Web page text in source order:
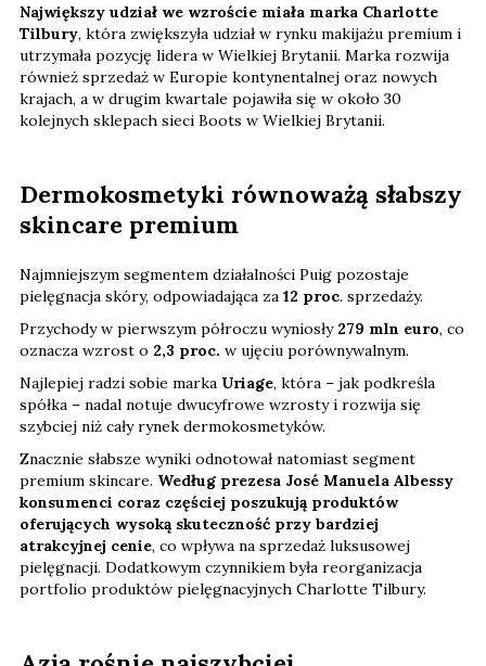
Największy udział we wzroście miała marka Charlotte
Tilbury, która zwiększyła udział w rynku makijażu premium i
utrzymała pozycję lidera w Wielkiej Brytanii. Marka rozwija
również sprzedaż w Europie kontynentalnej oraz nowych
krajach, a w drugim kwartale pojawiła się w około 30
kolejnych sklepach sieci Boots w Wielkiej Brytanii.
Dermokosmetyki równoważą słabszy
skincare premium
Najmniejszym segmentem działalności Puig pozostaje
pielęgnacja skóry, odpowiadająca za 12 proc. sprzedaży.
Przychody w pierwszym półroczu wyniosły 279 mln euro, co
oznacza wzrost o 2,3 proc. w ujęciu porównywalnym.
Najlepiej radzi sobie marka Uriage, która – jak podkreśla
spółka – nadal notuje dwucyfrowe wzrosty i rozwija się
szybciej niż cały rynek dermokosmetyków.
Znacznie słabsze wyniki odnotował natomiast segment
premium skincare. Według prezesa José Manuela Albessy
konsumenci coraz częściej poszukują produktów
oferujących wysoką skuteczność przy bardziej
atrakcyjnej cenie, co wpływa na sprzedaż luksusowej
pielęgnacji. Dodatkowym czynnikiem była reorganizacja
portfolio produktów pielęgnacyjnych Charlotte Tilbury.